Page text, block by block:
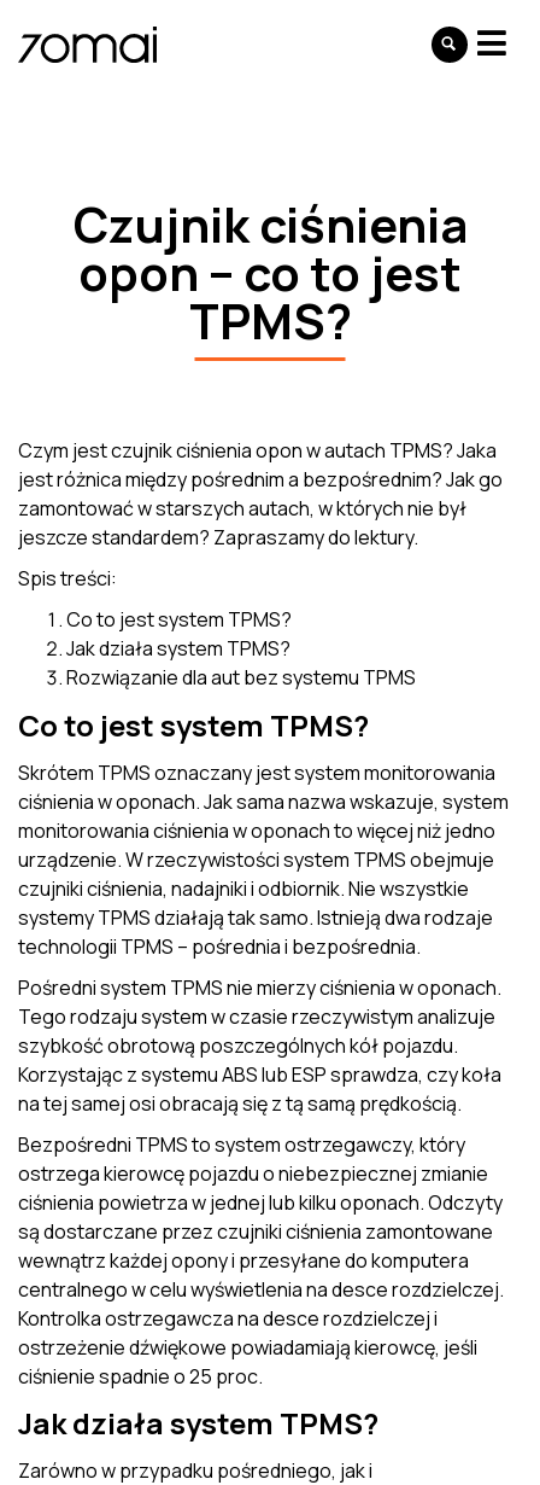
Czujnik ciśnienia
opon – co to jest
TPMS?
Czym jest czujnik ciśnienia opon w autach TPMS? Jaka
jest różnica między pośrednim a bezpośrednim? Jak go
zamontować w starszych autach, w których nie był
jeszcze standardem? Zapraszamy do lektury.
Spis treści:
Co to jest system TPMS?
Jak działa system TPMS?
Rozwiązanie dla aut bez systemu TPMS
Co to jest system TPMS?
Skrótem TPMS oznaczany jest system monitorowania
ciśnienia w oponach. Jak sama nazwa wskazuje, system
monitorowania ciśnienia w oponach to więcej niż jedno
urządzenie. W rzeczywistości system TPMS obejmuje
czujniki ciśnienia, nadajniki i odbiornik. Nie wszystkie
systemy TPMS działają tak samo. Istnieją dwa rodzaje
technologii TPMS – pośrednia i bezpośrednia.
Pośredni system TPMS nie mierzy ciśnienia w oponach.
Tego rodzaju system w czasie rzeczywistym analizuje
szybkość obrotową poszczególnych kół pojazdu.
Korzystając z systemu ABS lub ESP sprawdza, czy koła
na tej samej osi obracają się z tą samą prędkością.
Bezpośredni TPMS to system ostrzegawczy, który
ostrzega kierowcę pojazdu o niebezpiecznej zmianie
ciśnienia powietrza w jednej lub kilku oponach. Odczyty
są dostarczane przez czujniki ciśnienia zamontowane
wewnątrz każdej opony i przesyłane do komputera
centralnego w celu wyświetlenia na desce rozdzielczej.
Kontrolka ostrzegawcza na desce rozdzielczej i
ostrzeżenie dźwiękowe powiadamiają kierowcę, jeśli
ciśnienie spadnie o 25 proc.
Jak działa system TPMS?
Zarówno w przypadku pośredniego, jak i